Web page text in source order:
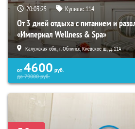
20:03:24 Купили:114
От 3 дней отдыха с питанием и
«Империал Wellness & Spa»
Калужская обл., г. Обнинск, Киевское ш., д. 11А
от 4600 руб.
до79000руб.